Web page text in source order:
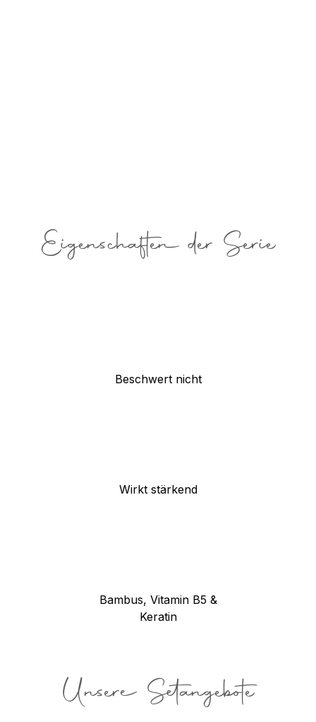
Eigenschaften der Serie
Beschwert nicht
Wirkt stärkend
Bambus, Vitamin B5 &
Keratin
Unsere Setangebote